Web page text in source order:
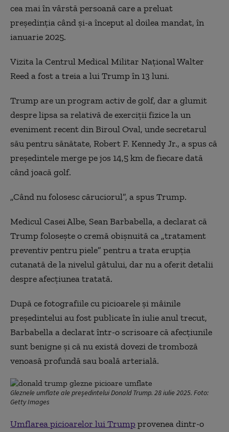
cea mai în vârstă persoană care a preluat
preşedinţia când şi-a început al doilea mandat, în
ianuarie 2025.
Vizita la Centrul Medical Militar Naţional Walter
Reed a fost a treia a lui Trump în 13 luni.
Trump are un program activ de golf, dar a glumit
despre lipsa sa relativă de exerciţii fizice la un
eveniment recent din Biroul Oval, unde secretarul
său pentru sănătate, Robert F. Kennedy Jr., a spus că
preşedintele merge pe jos 14,5 km de fiecare dată
când joacă golf.
„Când nu folosesc căruciorul”, a spus Trump.
Medicul Casei Albe, Sean Barbabella, a declarat că
Trump foloseşte o cremă obişnuită ca „tratament
preventiv pentru piele” pentru a trata erupţia
cutanată de la nivelul gâtului, dar nu a oferit detalii
despre afecţiunea tratată.
După ce fotografiile cu picioarele şi mâinile
preşedintelui au fost publicate în iulie anul trecut,
Barbabella a declarat într-o scrisoare că afecţiunile
sunt benigne şi că nu există dovezi de tromboză
venoasă profundă sau boală arterială.
Gleznele umflate ale președintelui Donald Trump. 28 iulie 2025. Foto:
Getty Images
Umflarea picioarelor lui Trump provenea dintr-o